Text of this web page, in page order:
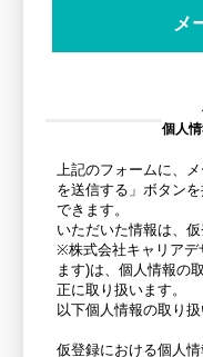
個人
上記のフォームに、
を送信する」ボタン
できます。
いただいた情報は、
※株式会社キャリアデ
ます)は、個人情報の
正に取り扱います。
以下個人情報の取り
仮登録における個人